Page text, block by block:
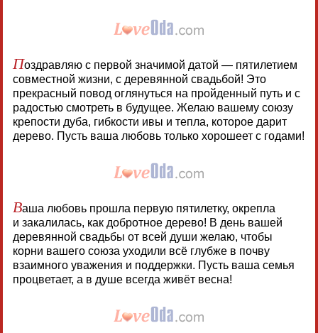
Поздравляю с первой значимой датой — пятилетием
совместной жизни, с деревянной свадьбой! Это
прекрасный повод оглянуться на пройденный путь и с
радостью смотреть в будущее. Желаю вашему союзу
крепости дуба, гибкости ивы и тепла, которое дарит
дерево. Пусть ваша любовь только хорошеет с годами!
Ваша любовь прошла первую пятилетку, окрепла
и закалилась, как добротное дерево! В день вашей
деревянной свадьбы от всей души желаю, чтобы
корни вашего союза уходили всё глубже в почву
взаимного уважения и поддержки. Пусть ваша семья
процветает, а в душе всегда живёт весна!